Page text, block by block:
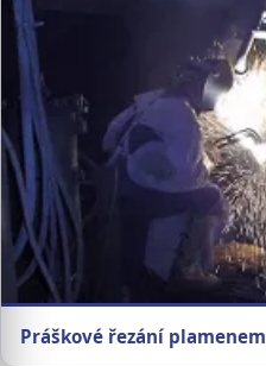
Práškové řezání plamenem